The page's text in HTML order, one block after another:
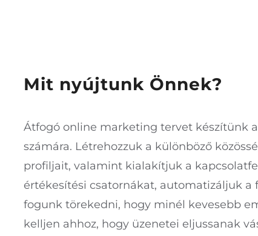
Mit nyújtunk Önnek?
Átfogó online marketing tervet készítünk
számára. Létrehozzuk a különböző
profiljait, valamint kialakítjuk a
értékesítési csatornákat, automatizáljuk a
fogunk törekedni, hogy minél kevesebb
kelljen ahhoz, hogy üzenetei eljussanak